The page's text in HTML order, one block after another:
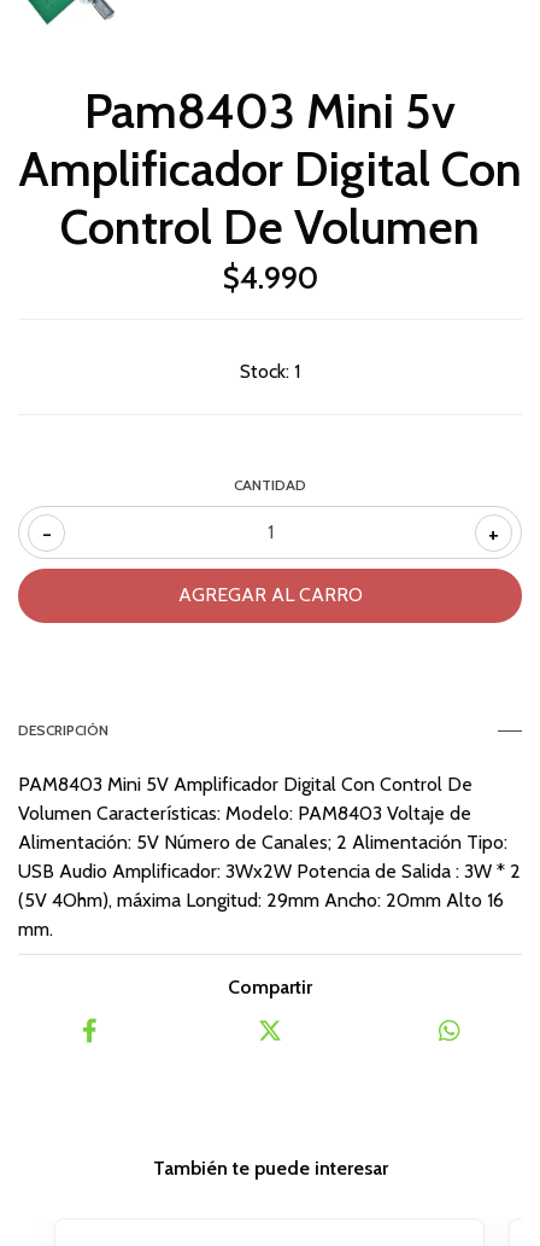
Pam8403 Mini 5v
Amplificador Digital Con
Control De Volumen
$4.990
Stock: 1
CANTIDAD
- +
DESCRIPCIÓN
PAM8403 Mini 5V Amplificador Digital Con Control De
Volumen Características: Modelo: PAM8403 Voltaje de
Alimentación: 5V Número de Canales; 2 Alimentación Tipo:
USB Audio Amplificador: 3Wx2W Potencia de Salida : 3W * 2
(5V 4Ohm), máxima Longitud: 29mm Ancho: 20mm Alto 16
mm.
Compartir
También te puede interesar